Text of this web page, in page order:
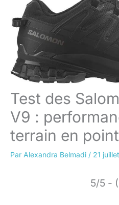
Test des
V9 :
terrain en
Par Alexandra Belmadi / 21
5/5 -